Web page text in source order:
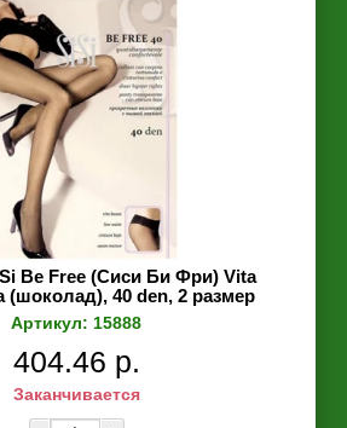
Be Free (Сиси Би Фри) Vita
(шоколад), 40 den, 2 размер
Артикул: 15888
404.46 р.
Заканчивается